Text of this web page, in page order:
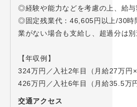
◎経験や能力などを考慮の上、給与
◎固定残業代：46,605円以上/30時
業がない場合も支給し、超過分は別
【年収例】
324万円／入社2年目（月給27万円
426万円／入社6年目（月給35.5万
交通アクセス